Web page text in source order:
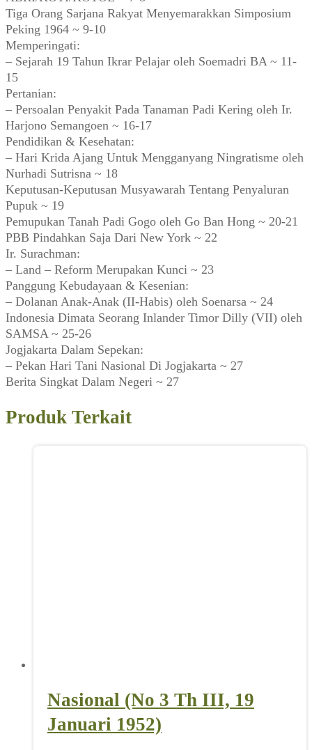
Tiga Orang Sarjana Rakyat Menyemarakkan Simposium
Peking 1964 ~ 9-10
Memperingati:
– Sejarah 19 Tahun Ikrar Pelajar oleh Soemadri BA ~ 11-
15
Pertanian:
– Persoalan Penyakit Pada Tanaman Padi Kering oleh Ir.
Harjono Semangoen ~ 16-17
Pendidikan & Kesehatan:
– Hari Krida Ajang Untuk Mengganyang Ningratisme oleh
Nurhadi Sutrisna ~ 18
Keputusan-Keputusan Musyawarah Tentang Penyaluran
Pupuk ~ 19
Pemupukan Tanah Padi Gogo oleh Go Ban Hong ~ 20-21
PBB Pindahkan Saja Dari New York ~ 22
Ir. Surachman:
– Land – Reform Merupakan Kunci ~ 23
Panggung Kebudayaan & Kesenian:
– Dolanan Anak-Anak (II-Habis) oleh Soenarsa ~ 24
Indonesia Dimata Seorang Inlander Timor Dilly (VII) oleh
SAMSA ~ 25-26
Jogjakarta Dalam Sepekan:
– Pekan Hari Tani Nasional Di Jogjakarta ~ 27
Berita Singkat Dalam Negeri ~ 27
Produk Terkait
Nasional (No 3 Th III, 19
Januari 1952)